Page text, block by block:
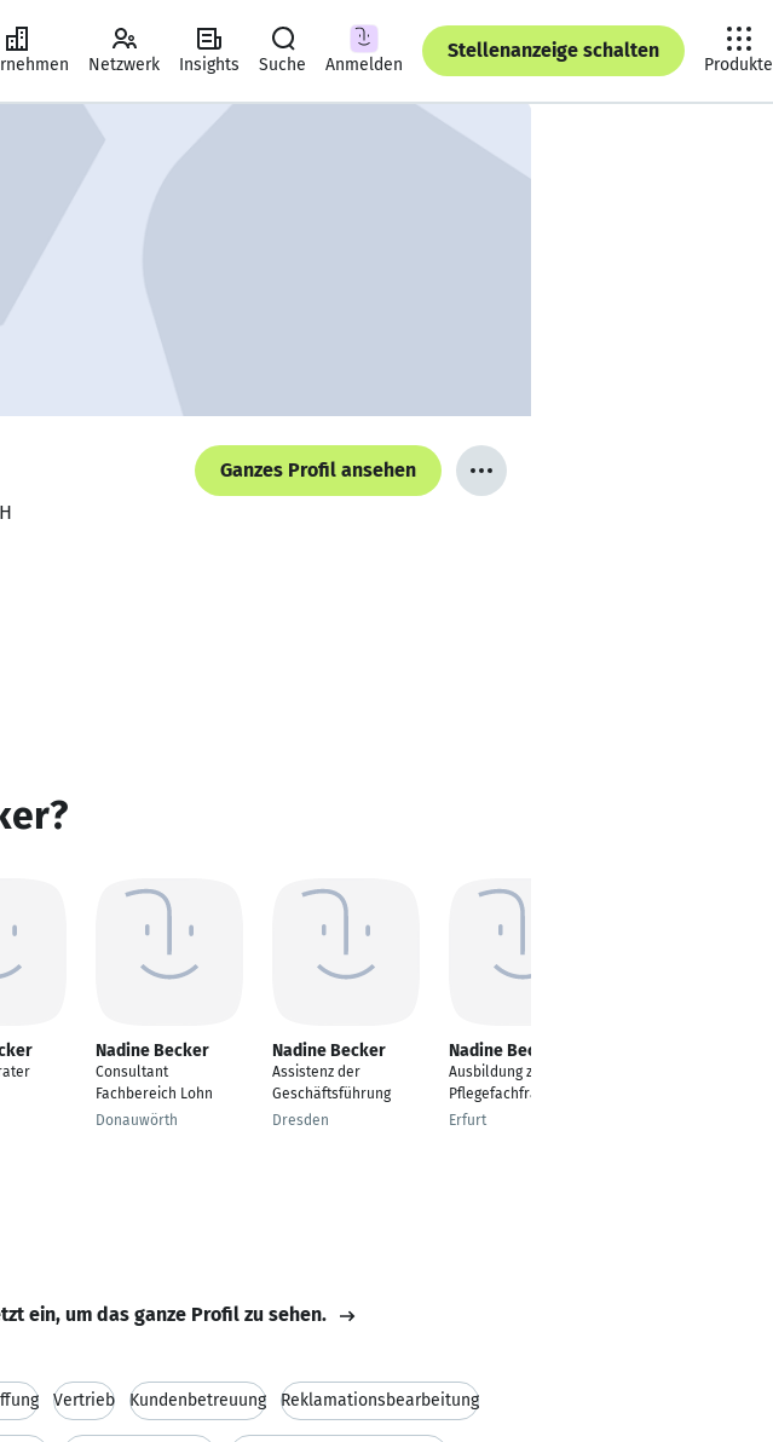
Netzwerk Insights Suche Anmelden
Stellenanzeige schalten
Produkte
Ganzes Profil ansehen
Nadine Becker
Consultant
Fachbereich Lohn
Donauwörth
Nadine Becker
Assistenz der
Geschäftsführung
Dresden
Nadine Becker
Ausbildung zur
Pflegefachfrau
Erfurt
ein, um das ganze Profil zu sehen.
Vertrieb Kundenbetreuung Reklamationsbearbeitung